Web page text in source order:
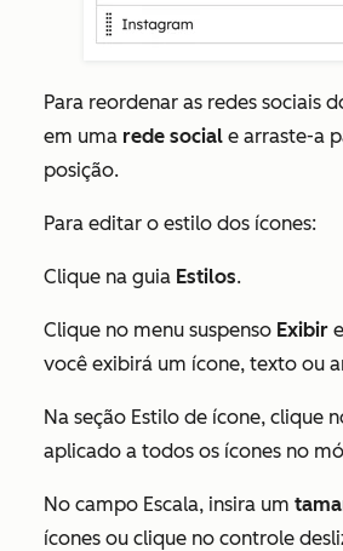
Para reordenar as redes sociais
em uma rede social e arraste-a
posição.
Para editar o estilo dos ícones:
Clique na guia Estilos.
Clique no menu suspenso Exibir
você exibirá um ícone, texto ou
Na seção Estilo de ícone, clique
aplicado a todos os ícones no
No campo Escala, insira um
ícones ou clique no controle